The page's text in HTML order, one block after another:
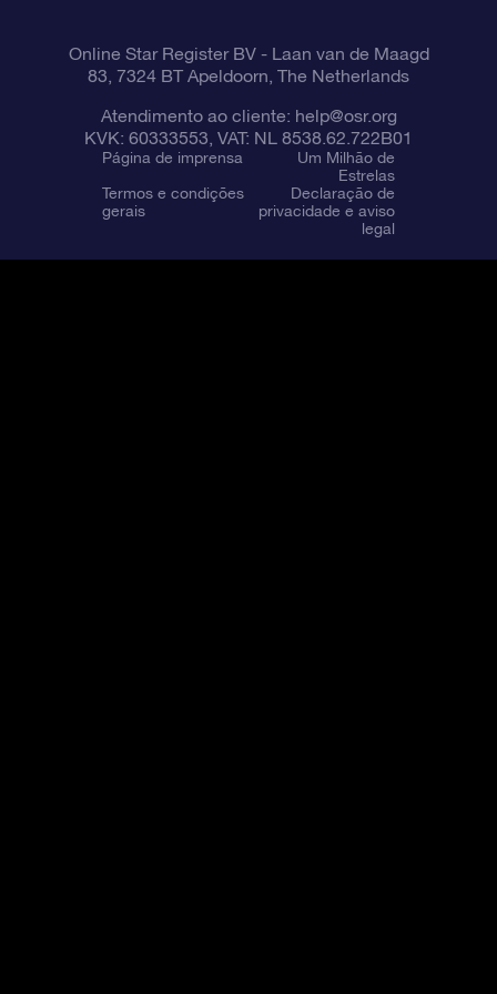
Online Star Register BV- Laan van de Maagd
83, 7324 BT Apeldoorn, The Netherlands
Atendimento ao cliente: help@osr.org
KVK: 60333553, VAT: NL 8538.62.722B01
Página de imprensa
Um Milhão de
Estrelas
Termos e condições
gerais
Declaração de
privacidade e aviso
legal